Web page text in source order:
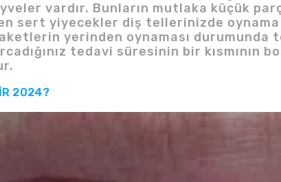
vardır. Bunların mutlaka küçük
sert yiyecekler diş tellerinizde
yerinden oynaması durumunda
tedavi süresinin bir kısmının
2024?